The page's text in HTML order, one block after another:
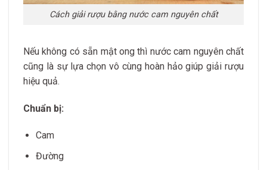
Cách giải rượu bằng nước cam nguyên chất
Nếu không có sẵn mật ong thì nước cam nguyên chất
cũng là sự lựa chọn vô cùng hoàn hảo giúp giải rượu
hiệu quả.
Chuẩn bị:
Cam
Đường